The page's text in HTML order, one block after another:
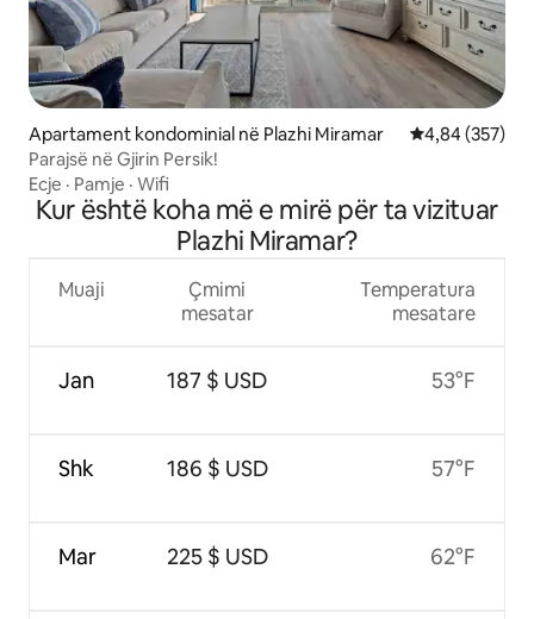
Apartament kondominial në Plazhi Miramar Vlerësimi
4,84 (357)
Parajsë në Gjirin Persik!
Ecje · Pamje · Wifi
Kur është koha më e mirë për ta vizituar
Plazhi Miramar?
Muaji
Jan
Shk
Mar
Çmimi
mesatar
187 $ USD
186 $ USD
225 $ USD
Temperatura
mesatare
53°F
57°F
62°F